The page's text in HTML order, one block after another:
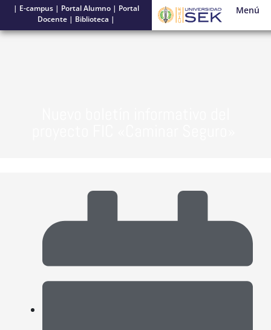
| E-campus| Portal Alumno| Portal
Docente| Biblioteca |
Menú